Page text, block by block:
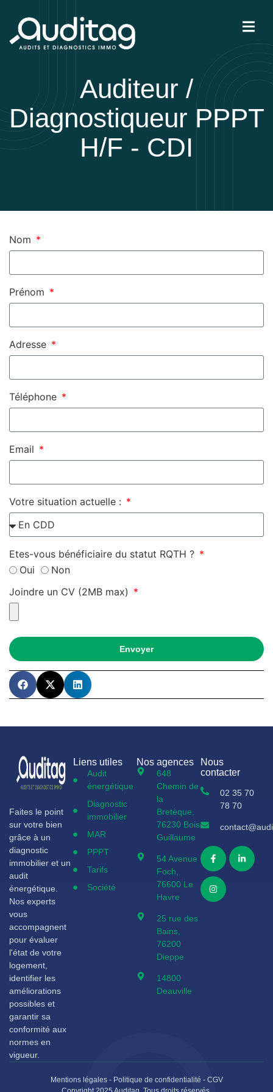
Auditeur /
Diagnostiqueur PPPT
H/F - CDI
Nom
Prénom
Adresse
Téléphone
Email
Votre situation actuelle :
Etes-vous bénéficiaire du statut RQTH ?
Oui
Non
Joindre un CV (2MB max)
Envoyer
Faites le point
sur votre bien
grâce à un
diagnostic
immobilier et un
audit
énergétique.
Nos experts
vous
accompagnent
pour évaluer
l'état de votre
logement,
identifier les
améliorations
possibles et
garantir sa
conformité aux
normes en
vigueur.
Liens utiles
Audit
énergétique
Diagnostic
immobilier
MAR
PPPT
Tarifs
Société
Nos agences
648
Chemin de
la
Bretèque,
76230 Bois
Guillaume
54 Avenue
Foch,
76600 Le
Havre
25 rue des
Bains,
76200
Dieppe
14800
Deauville
Nous
contacter
02 35 70
78 70
Mentions légales- Politique de confidentialité - CGV